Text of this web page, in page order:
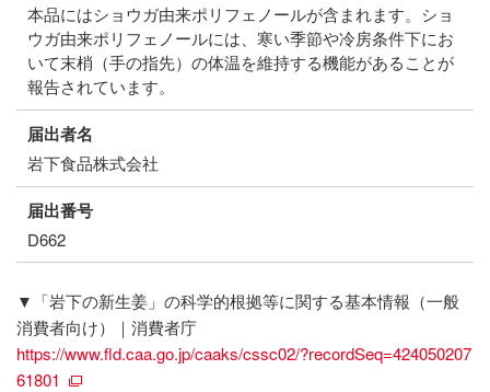
本品にはショウガ由来ポリフェノールが含まれます。ショ
ウガ由来ポリフェノールには、寒い季節や冷房条件下にお
いて末梢（手の指先）の体温を維持する機能があることが
報告されています。
届出者名
岩下食品株式会社
届出番号
D662
▼「岩下の新生姜」の科学的根拠等に関する基本情報（一般
消費者向け）｜消費者庁
https://www.fld.caa.go.jp/caaks/cssc02/?recordSeq=424050207
61801